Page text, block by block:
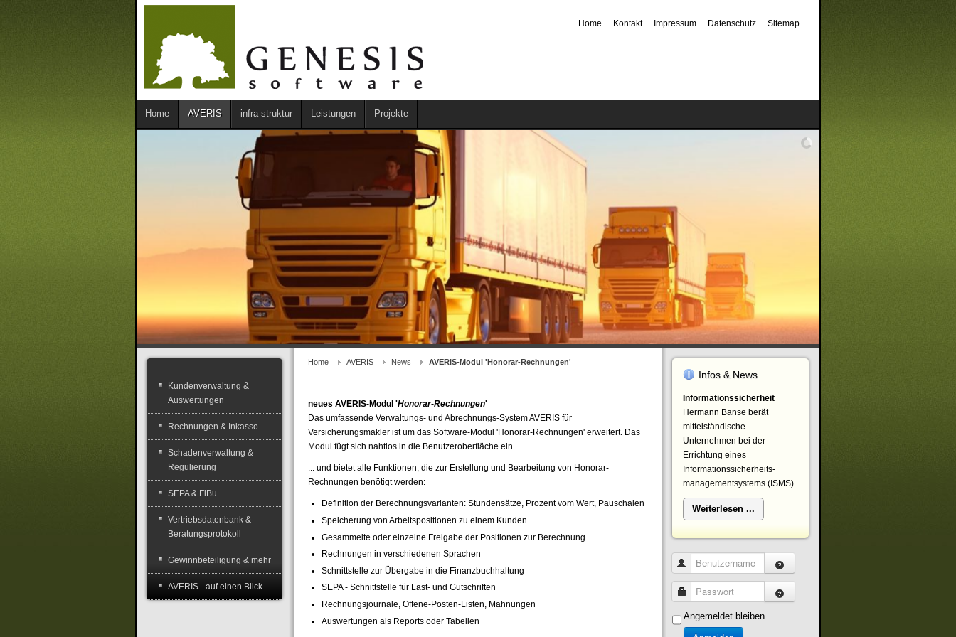
Home Kontakt Impressum Datenschutz Sitemap
Home AVERIS infra-struktur Leistungen Projekte
Home AVERIS News AVERIS-Modul 'Honorar-Rechnungen'
neues AVERIS-Modul 'Honorar-Rechnungen'
Das umfassende Verwaltungs- und Abrechnungs-System AVERIS für
Versicherungsmakler ist um das Software-Modul 'Honorar-Rechnungen' erweitert. Das
Modul fügt sich nahtlos in die Benutzeroberfläche ein ...
... und bietet alle Funktionen, die zur Erstellung und Bearbeitung von Honorar-
Rechnungen benötigt werden:
Definition der Berechnungsvarianten: Stundensätze, Prozent vom Wert, Pauschalen
Speicherung von Arbeitspositionen zu einem Kunden
Gesammelte oder einzelne Freigabe der Positionen zur Berechnung
Rechnungen in verschiedenen Sprachen
Schnittstelle zur Übergabe in die Finanzbuchhaltung
SEPA - Schnittstelle für Last- und Gutschriften
Rechnungsjournale, Offene-Posten-Listen, Mahnungen
Auswertungen als Reports oder Tabellen
Kundenverwaltung &
Auswertungen
Rechnungen & Inkasso
Schadenverwaltung &
Regulierung
SEPA & FiBu
Vertriebsdatenbank &
Beratungsprotokoll
Gewinnbeteiligung & mehr
AVERIS - auf einen Blick
Infos & News
Informationssicherheit
Hermann Banse berät
mittelständische
Unternehmen bei der
Errichtung eines
Informationssicherheits-
managementsystems (ISMS).
Weiterlesen ...
Benutzername
Passwort
Angemeldet bleiben